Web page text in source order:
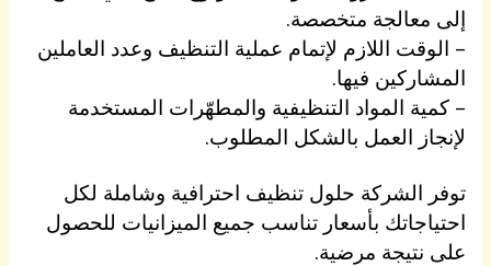
إلى معالجة متخصصة.
– الوقت اللازم لإتمام عملية التنظيف وعدد العاملين
المشاركين فيها.
– كمية المواد التنظيفية والمطهّرات المستخدمة
لإنجاز العمل بالشكل المطلوب.
توفر الشركة حلول تنظيف احترافية وشاملة لكل
احتياجاتك بأسعار تناسب جميع الميزانيات للحصول
على نتيجة مرضية.